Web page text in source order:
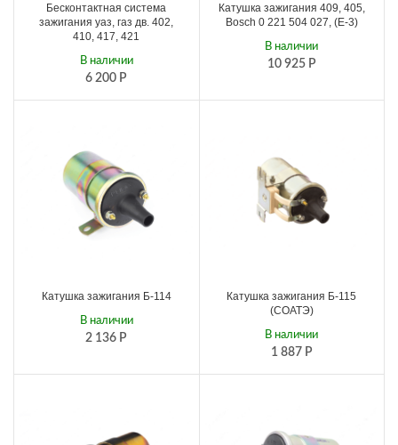
Бесконтактная система
зажигания уаз, газ дв. 402,
410, 417, 421
6 200 Р
В наличии
Катушка зажигания 409, 405,
Bosch 0 221 504 027, (Е-3)
10 925 Р
В наличии
Катушка зажигания Б-114
2 136 Р
В наличии
Катушка зажигания Б-115
(СОАТЭ)
1 887 Р
В наличии